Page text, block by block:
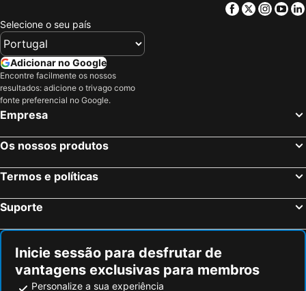
Facebook
Twitter
Selecione o seu país
Adicionar no Google
Encontre facilmente os nossos
resultados: adicione o trivago como
fonte preferencial no Google.
Empresa
Os nossos produtos
Termos e políticas
Suporte
Inicie sessão para desfrutar de
vantagens exclusivas para membros
Personalize a sua experiência